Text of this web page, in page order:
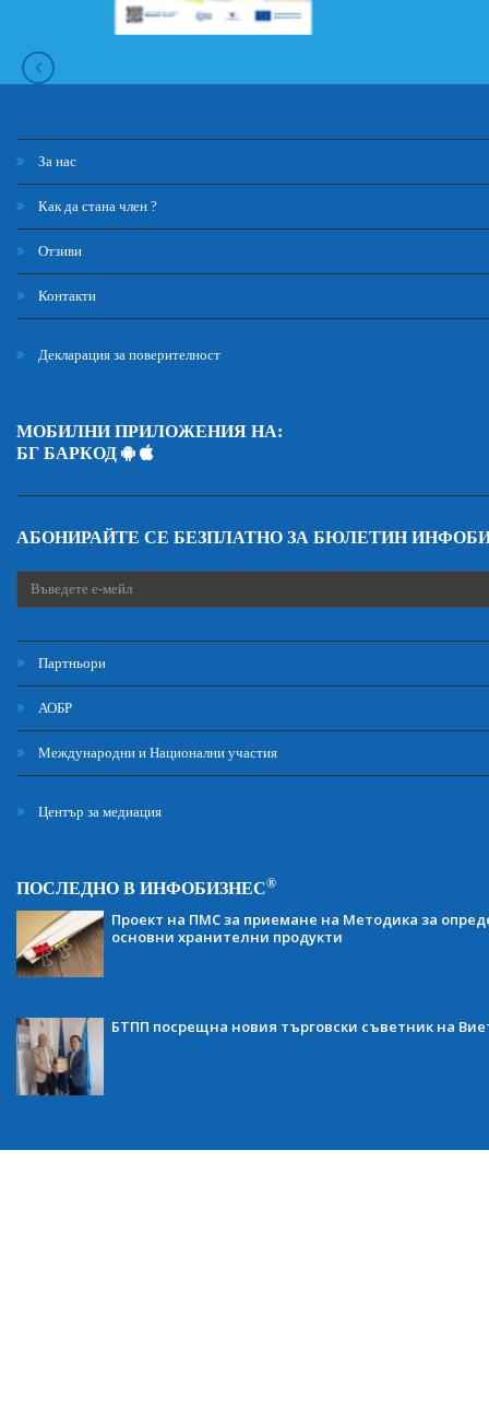
За нас
Как да стана член ?
Отзиви
Контакти
Декларация за поверителност
МОБИЛНИ ПРИЛОЖЕНИЯ НА:
БГ БАРКОД
АБОНИРАЙТЕ СЕ БЕЗПЛАТНО ЗА БЮЛЕТИН
Партньори
АОБР
Международни и Национални участия
Център за медиация
ПОСЛЕДНО В ИНФОБИЗНЕС®
Проект на ПМС за приемане на Методика за
основни хранителни продукти
БТПП посрещна новия търговски съветник на